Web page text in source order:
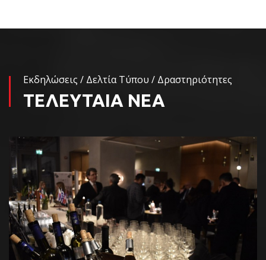
Εκδηλώσεις / Δελτία Τύπου / Δραστηριότητες
ΤΕΛΕΥΤΑΙΑ ΝΕΑ